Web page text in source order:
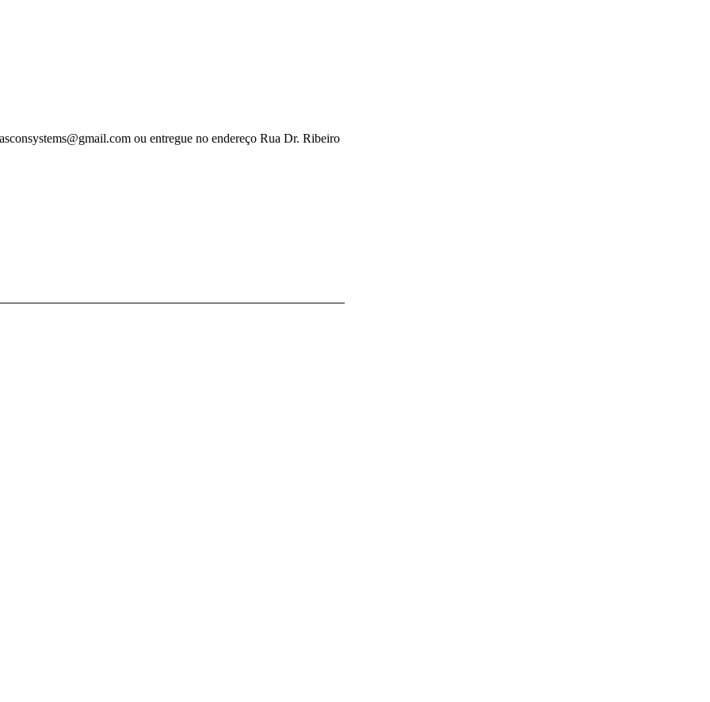
ou entregue no endereço Rua Dr. Ribeiro